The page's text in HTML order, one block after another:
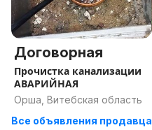
Договорная
Прочистка канализации
АВАРИЙНАЯ
Орша, Витебская область
Все объявления продавца